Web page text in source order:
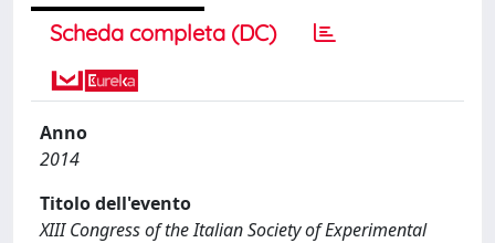
Scheda completa (DC)
Anno
2014
Titolo dell'evento
XIII Congress of the Italian Society of Experimental